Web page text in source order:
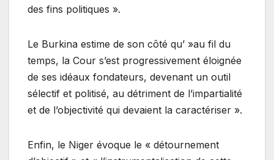
des fins politiques ».
Le Burkina estime de son côté qu’ »au fil du
temps, la Cour s’est progressivement éloignée
de ses idéaux fondateurs, devenant un outil
sélectif et politisé, au détriment de l’impartialité
et de l’objectivité qui devaient la caractériser ».
Enfin, le Niger évoque le « détournement